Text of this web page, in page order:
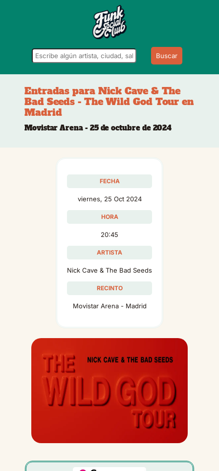
Buscar
Entradas para Nick Cave & The
Bad Seeds - The Wild God Tour en
Madrid
Movistar Arena - 25 de octubre de 2024
FECHA
viernes, 25 Oct 2024
HORA
20:45
ARTISTA
Nick Cave & The Bad Seeds
RECINTO
Movistar Arena - Madrid